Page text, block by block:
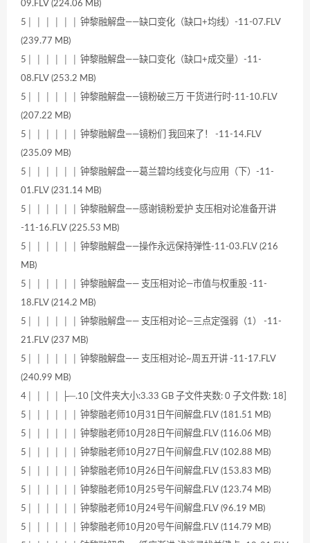
09.FLV (224.06 MB)
5│ │ │ │ │ │ 钟黎融解盘——缺口变化（缺口+均线）-11-07.FLV
(239.77 MB)
5│ │ │ │ │ │ 钟黎融解盘——缺口变化（缺口+成交量）-11-
08.FLV (253.2 MB)
5│ │ │ │ │ │ 钟黎融解盘——镜粉破三万 干货进行时-11-10.FLV
(207.22 MB)
5│ │ │ │ │ │ 钟黎融解盘——镜粉们 我回来了！ -11-14.FLV
(235.09 MB)
5│ │ │ │ │ │ 钟黎融解盘——葛兰碧均线变化与应用（下）-11-
01.FLV (231.14 MB)
5│ │ │ │ │ │ 钟黎融解盘——感谢镜粉爱护 支压相对论准备开讲
-11-16.FLV (225.53 MB)
5│ │ │ │ │ │ 钟黎融解盘——操作永远保持弹性-11-03.FLV (216
MB)
5│ │ │ │ │ │ 钟黎融解盘—— 支压相对论―市值与权重股 -11-
18.FLV (214.2 MB)
5│ │ │ │ │ │ 钟黎融解盘—— 支压相对论―三点定强弱（1） -11-
21.FLV (237 MB)
5│ │ │ │ │ │ 钟黎融解盘—— 支压相对论~周五开讲 -11-17.FLV
(240.99 MB)
4│ │ │ │ ├─.10 [文件夹大小:3.33 GB 子文件夹数: 0 子文件数: 18]
5│ │ │ │ │ │ 钟黎融老师10月31日午间解盘.FLV (181.51 MB)
5│ │ │ │ │ │ 钟黎融老师10月28日午间解盘.FLV (116.06 MB)
5│ │ │ │ │ │ 钟黎融老师10月27日午间解盘.FLV (102.88 MB)
5│ │ │ │ │ │ 钟黎融老师10月26日午间解盘.FLV (153.83 MB)
5│ │ │ │ │ │ 钟黎融老师10月25号午间解盘.FLV (123.74 MB)
5│ │ │ │ │ │ 钟黎融老师10月24号午间解盘.FLV (96.19 MB)
5│ │ │ │ │ │ 钟黎融老师10月20号午间解盘.FLV (114.79 MB)